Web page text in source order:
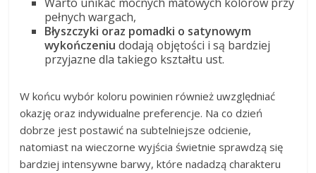
pełnych wargach,
Błyszczyki oraz pomadki o satynowym
wykończeniu dodają objętości i są bardziej
przyjazne dla takiego kształtu ust.
W końcu wybór koloru powinien również uwzględniać
okazję oraz indywidualne preferencje. Na co dzień
dobrze jest postawić na subtelniejsze odcienie,
natomiast na wieczorne wyjścia świetnie sprawdzą się
bardziej intensywne barwy, które nadadzą charakteru